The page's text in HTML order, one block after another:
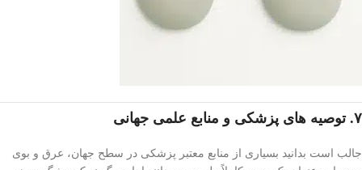
۷. توصیه های پزشکی و منابع علمی جهانی
جالب است بدانید بسیاری از منابع معتبر پزشکی در سطح جهان، عرق و بوی